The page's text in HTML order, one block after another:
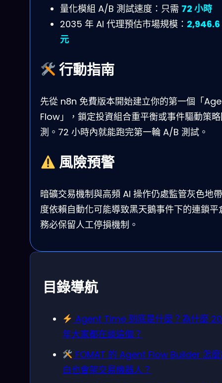
量化模組 A/B 測試速度：只需 72 小時
2035 年 AI 代理預估市場規模： 2,946.6
元
行動指南
先從 n8n 免費版本開始建立你的第一個「
Flow」，鎖定投資組合重平衡或事件驅動策
測。72 小時內就能跑完第一輪 A/B 測試。
風險預警
暗礦交易機制與高頻 AI 操作仍處監管灰色地
度依賴自動化可能導致黑天鵝事件下的連鎖平
務必保留人工停損機制。
目錄導航
Agent Time 到底是什麼？為什麼
年大家都在談這個？
FOMAT 的 Agent Flow Builder 怎
白也會架交易機器人？